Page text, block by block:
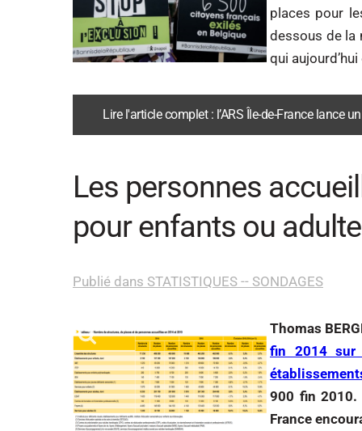
places pour
dessous de la
qui
Lire l'article complet : l’ARS Île-de-France lance
Les personnes
pour enfants ou
Publié dans STATISTIQUES -- SONDAGES
Thomas
fin 2014 sur
900 fin 2010.
France